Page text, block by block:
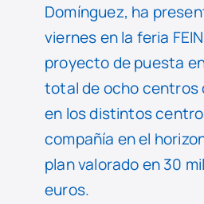
Domínguez, ha
viernes en la feria
proyecto de puesta
total de ocho centros
en los distintos
compañía en el
plan valorado en 30
euros.